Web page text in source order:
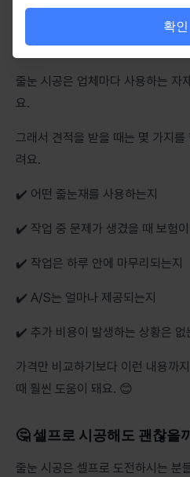
줄눈 시공은 업체마다 사용하는 자
요.
그래서 견적을 받을 때는 몇 가지
려요.
✔️ 어떤 줄눈재를 사용하는지
✔️ 작업 중 문제가 생겼을 때 보험이
✔️ 작업은 하루 안에 마무리되는지
✔️ A/S는 얼마나 제공되는지
✔️ 추가 비용이 발생하는 상황은 없
가격만 비교하기보다 이런 내용까
때 훨씬 도움이 돼요. 😊
🤔 셀프로 시공해도 괜찮을
줄눈 시공은 셀프로 도전하시는 분
확인